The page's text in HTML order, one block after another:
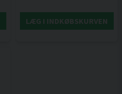
LÆG I INDKØBSKURVEN